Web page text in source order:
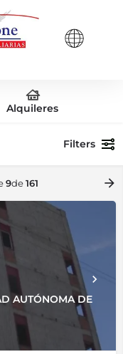
Alquileres
Filters
9de161
AUTÓNOMA DE